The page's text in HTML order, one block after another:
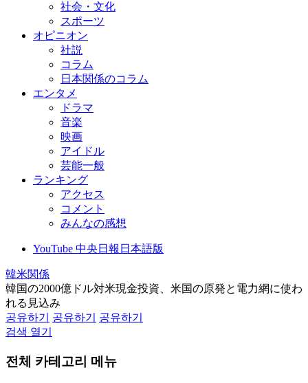
社会・文化
スポーツ
オピニオン
社説
コラム
日本関係のコラム
エンタメ
ドラマ
音楽
映画
アイドル
芸能一般
ランキング
アクセス
コメント
みんなの感想
YouTube 中央日報日本語版
韓米関係
韓国の2000億ドル対米現金投資、米国の原発と電力網に使わ
れる見込み
공유하기
공유하기
공유하기
검색 열기
전체 카테고리 메뉴